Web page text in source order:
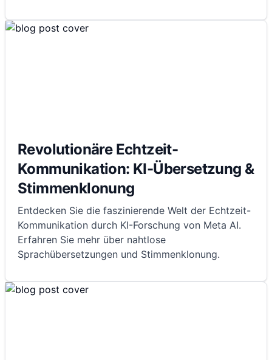
Revolutionäre Echtzeit-
Kommunikation: KI-Übersetzung &
Stimmenklonung
Entdecken Sie die faszinierende Welt der Echtzeit-
Kommunikation durch KI-Forschung von Meta AI.
Erfahren Sie mehr über nahtlose
Sprachübersetzungen und Stimmenklonung.